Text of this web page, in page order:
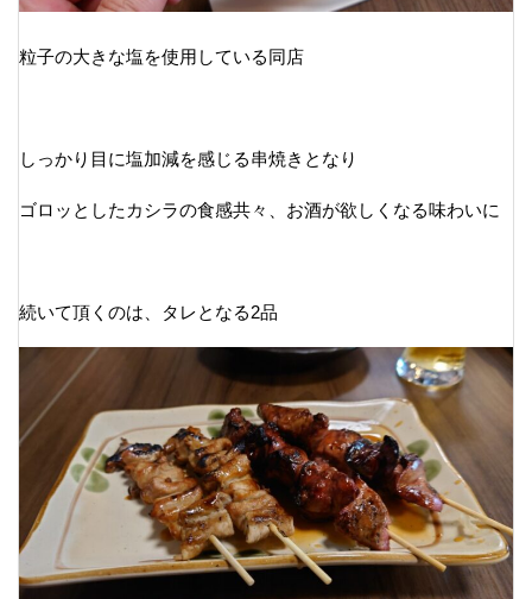
粒子の大きな塩を使用している同店
しっかり目に塩加減を感じる串焼きとなり
ゴロッとしたカシラの食感共々、お酒が欲しくなる味わいに
続いて頂くのは、タレとなる2品